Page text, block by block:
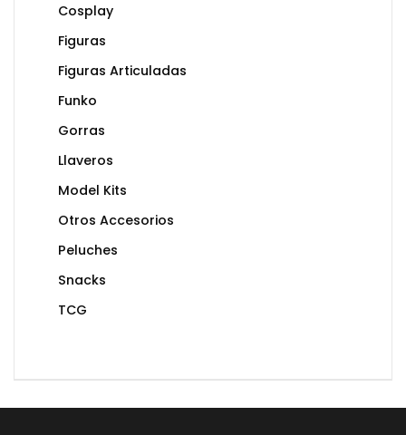
Cosplay
Figuras
Figuras Articuladas
Funko
Gorras
Llaveros
Model Kits
Otros Accesorios
Peluches
Snacks
TCG